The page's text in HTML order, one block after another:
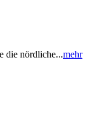
die nördliche...mehr